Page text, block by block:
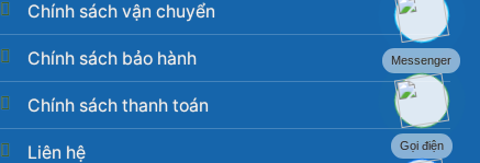
Chính sách vận chuyển
Chính sách bảo hành
Chính sách thanh toán
Liên hệ
Messenger
Gọi điện